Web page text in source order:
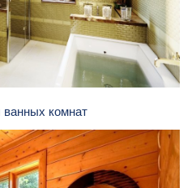
комнат